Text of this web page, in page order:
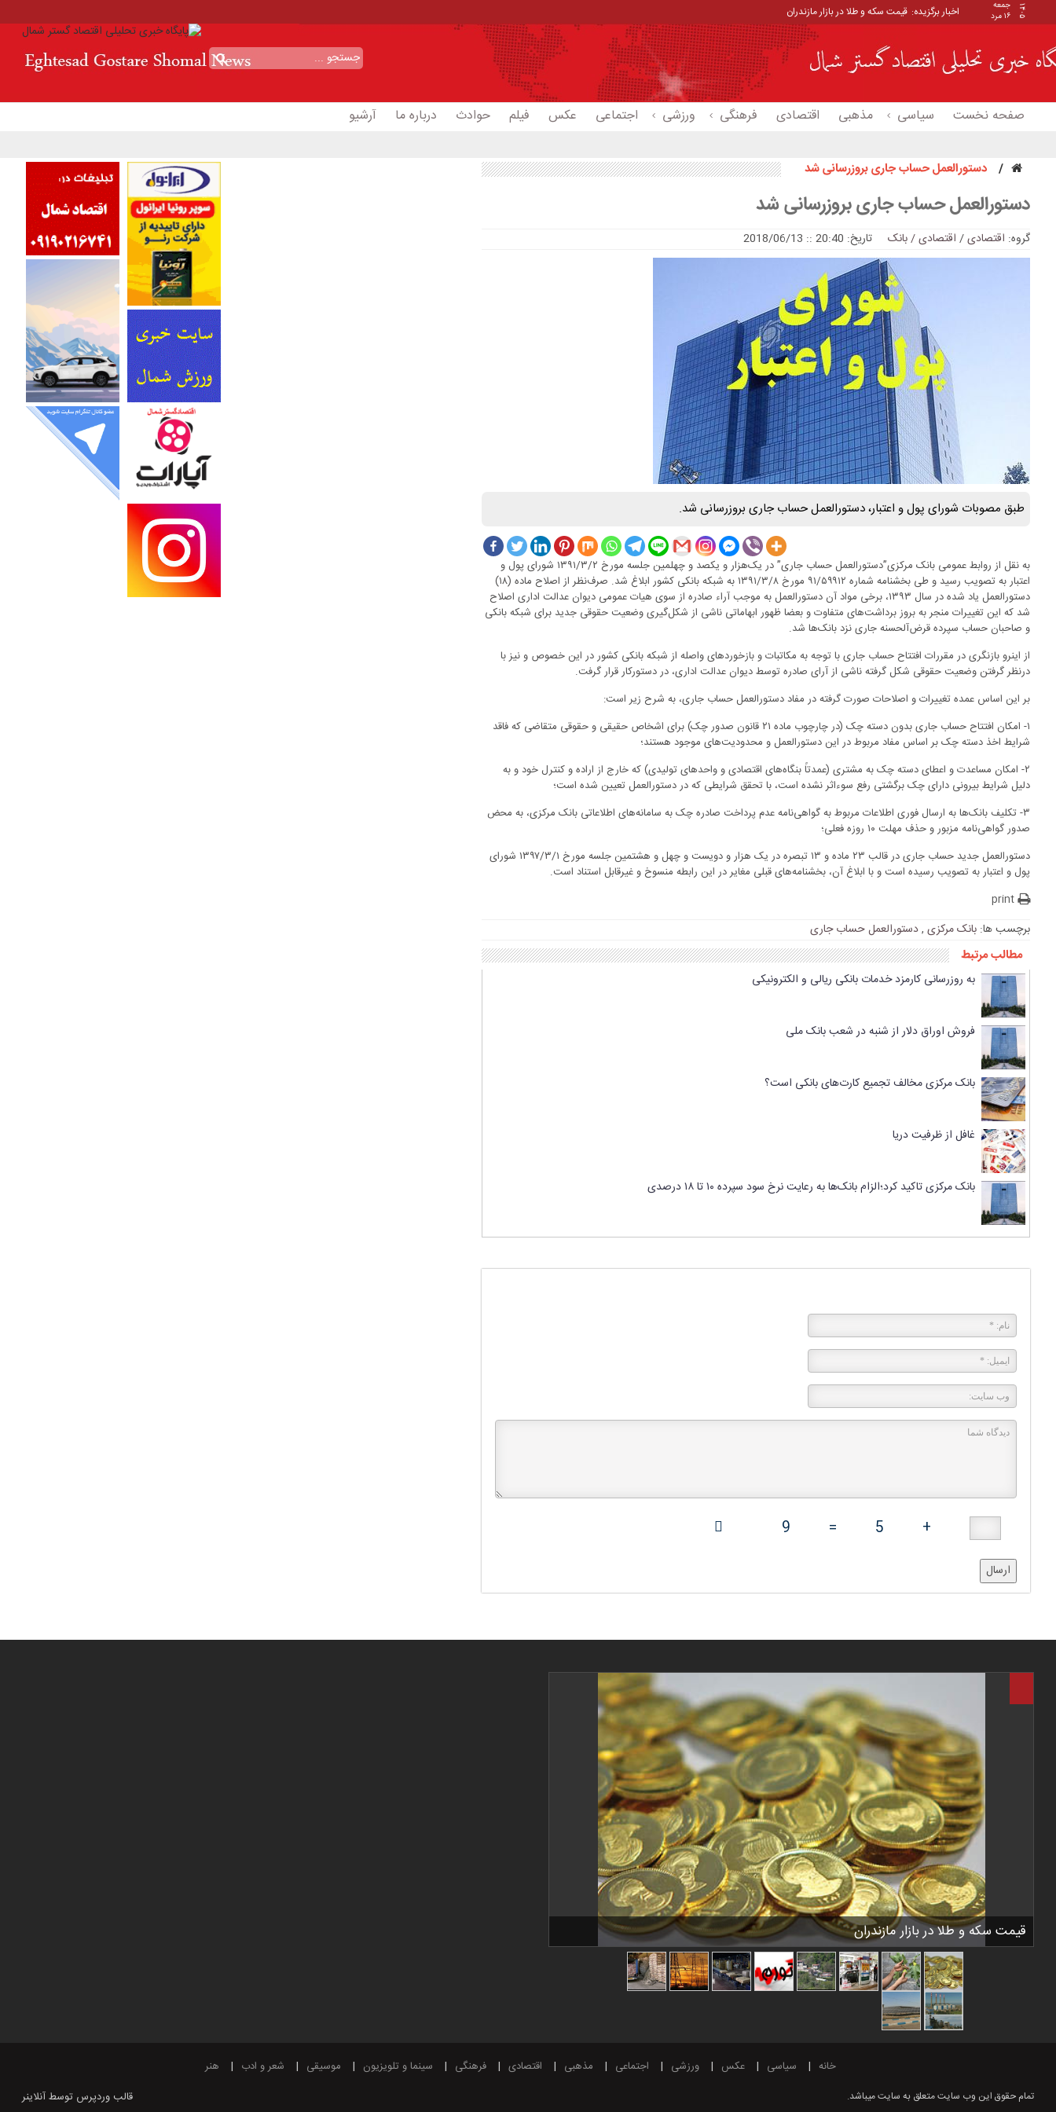
۱۴۰۵
جمعه
۱۶ مرد
اخبار برگزیده: قیمت سکه و طلا در بازار مازندران
صفحه نخست سیاسی مذهبی اقتصادی فرهنگی ورزشی اجتماعی عکس فیلم حوادث درباره ما آرشیو
دستورالعمل حساب جاری بروزرسانی شد
دستورالعمل حساب جاری بروزرسانی شد
گروه: اقتصادی/ اقتصادی / بانک تاریخ: 20:40 :: 2018/06/13
طبق مصوبات شورای پول و اعتبار، دستورالعمل حساب جاری بروزرسانی شد.
به نقل از روابط عمومی بانک مرکزی”دستورالعمل حساب جاری” در یک‌هزار و یکصد و چهلمین جلسه مورخ ۲‏/۳‏/۱۳۹۱ شورای پول و
اعتبار به تصویب رسید و طی بخشنامه شماره ۵۹۹۱۲‏/۹۱ مورخ ۸‏/۳‏/۱۳۹۱ به شبکه بانکی کشور ابلاغ شد. صرف‌نظر از اصلاح ماده (۱۸)
دستورالعمل یاد شده در سال ۱۳۹۳، برخی مواد آن دستورالعمل به موجب آراء صادره از سوی هیات عمومی دیوان عدالت اداری اصلاح
شد که این تغییرات منجر به بروز برداشت‌های متفاوت و بعضا ظهور ابهاماتی ناشی از شکل‌گیری وضعیت‌ حقوقی جدید برای شبکه بانکی
و صاحبان حساب سپرده قرض‌آلحسنه جاری نزد بانک‌ها شد.
از اینرو بازنگری در مقررات افتتاح حساب جاری با توجه به مکاتبات و بازخوردهای واصله از شبکه بانکی کشور در این خصوص و نیز با
درنظر گرفتن وضعیت حقوقی شکل گرفته ناشی از آرای صادره توسط دیوان عدالت اداری، در دستورکار قرار گرفت.
بر این اساس عمده تغییرات و اصلاحات صورت گرفته در مفاد دستورالعمل حساب جاری، به شرح زیر است:
۱‏- امکان افتتاح حساب جاری بدون دسته چک (در چارچوب ماده ۲۱ قانون صدور چک) برای اشخاص حقیقی و حقوقی متقاضی که فاقد
شرایط اخذ دسته چک بر اساس مفاد مربوط در این دستورالعمل و محدودیت‌های موجود هستند؛
۲‏- امکان مساعدت و اعطای دسته چک به مشتری (عمدتاً بنگاه‌های اقتصادی و واحدهای تولیدی) که خارج از اراده و کنترل خود و به
دلیل شرایط بیرونی دارای چک برگشتی رفع سوء‌اثر نشده است، با تحقق شرایطی که در دستورالعمل تعیین شده است؛
۳‏- تکلیف بانک‌ها به ارسال فوری اطلاعات مربوط به گواهی‌نامه عدم پرداخت صادره چک به سامانه‌های اطلاعاتی بانک مرکزی، به محض
صدور گواهی‌نامه مزبور و حذف مهلت ۱۰ روزه فعلی؛
دستورالعمل جدید حساب جاری در قالب ۲۳ ماده و ۱۳ تبصره در یک هزار و دویست و چهل و هشتمین جلسه مورخ ۱‏/۳‏/۱۳۹۷ شورای
پول و اعتبار به تصویب رسیده است و با ابلاغ آن، بخشنامه‌های قبلی مغایر در این رابطه منسوخ و غیرقابل استناد است.
print
برچسب ها:بانک مرکزی ,دستورالعمل حساب جاری
مطالب مرتبط
به روزرسانی کارمزد خدمات بانکی ریالی و الکترونیکی
فروش اوراق دلار از شنبه در شعب بانک ملی
بانک مرکزی مخالف تجمیع کارت‌های بانکی است؟
غافل از ظرفیت دریا
بانک مرکزی تاکید کرد؛الزام بانک‌ها به رعایت نرخ سود سپرده ۱۰ تا ۱۸ درصدی
+
5
=
9
ارسال
قیمت سکه و طلا در بازار مازندران
خانه سیاسی عکس ورزشی اجتماعی مذهبی اقتصادی فرهنگی سینما و تلویزیون موسیقی شعر و ادب
هنر
قالب وردپرس توسط آنلاینر تمام حقوق این وب سایت متعلق به سایت میباشد.